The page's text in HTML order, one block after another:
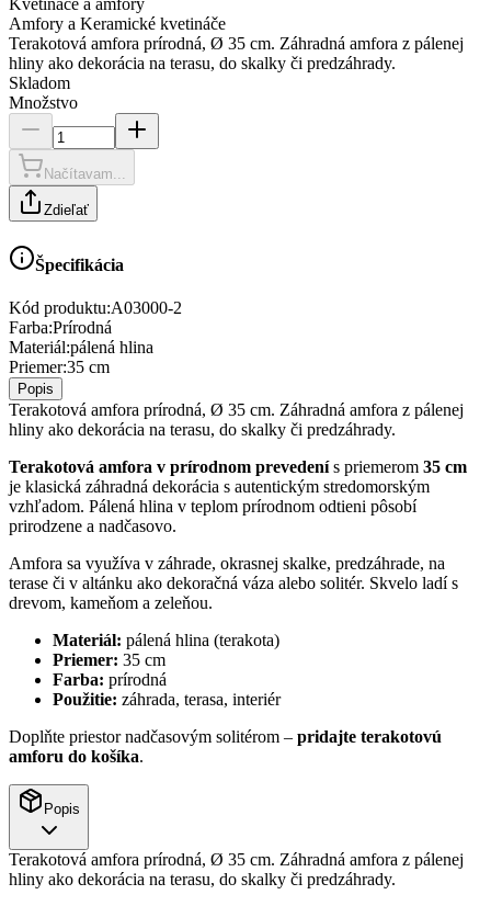
Amfory a Keramické kvetináče
Terakotová amfora prírodná, Ø 35 cm. Záhradná amfora z pálenej
hliny ako dekorácia na terasu, do skalky či predzáhrady.
Skladom
Množstvo
Načítavam...
Zdieľať
Špecifikácia
Kód produktu:A03000-2
Farba:Prírodná
Materiál:pálená hlina
Priemer:35 cm
Popis
Terakotová amfora prírodná, Ø 35 cm. Záhradná amfora z pálenej
hliny ako dekorácia na terasu, do skalky či predzáhrady.
Terakotová amfora v prírodnom prevedenís priemerom 35 cm
je klasická záhradná dekorácia s autentickým stredomorským
vzhľadom. Pálená hlina v teplom prírodnom odtieni pôsobí
prirodzene a nadčasovo.
Amfora sa využíva v záhrade, okrasnej skalke, predzáhrade, na
terase či v altánku ako dekoračná váza alebo solitér. Skvelo ladí s
drevom, kameňom a zeleňou.
Materiál: pálená hlina (terakota)
Priemer: 35 cm
Farba: prírodná
Použitie: záhrada, terasa, interiér
Doplňte priestor nadčasovým solitérom – pridajte terakotovú
amforu do košíka.
Popis
Terakotová amfora prírodná, Ø 35 cm. Záhradná amfora z pálenej
hliny ako dekorácia na terasu, do skalky či predzáhrady.